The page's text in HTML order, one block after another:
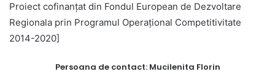
Proiect cofinanțat din Fondul European de Dezvoltare
Regionala prin Programul Operațional Competitivitate
2014-2020]
Persoana de contact: Mucilenita Florin